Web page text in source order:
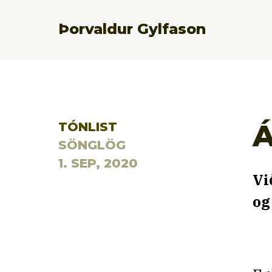
Þorvaldur Gylfason
TÓNLIST
SÖNGLÖG
1. SEP, 2020